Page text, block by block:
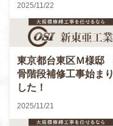
2025/11/22
東京都台東区Ｍ様邸
骨階段補修工事始ま
した！
2025/11/21